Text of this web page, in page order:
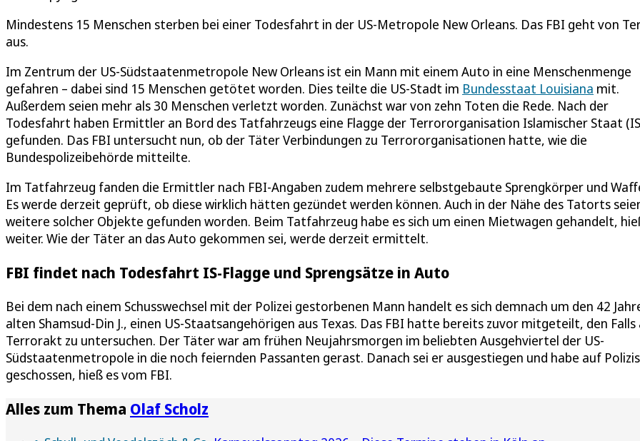
Mindestens 15 Menschen sterben bei einer Todesfahrt in der US-Metropole New Orleans. Das FBI geht von
aus.
Im Zentrum der US-Südstaatenmetropole New Orleans ist ein Mann mit einem Auto in eine Menschenmenge
gefahren – dabei sind 15 Menschen getötet worden. Dies teilte die US-Stadt im Bundesstaat Louisiana mit.
Außerdem seien mehr als 30 Menschen verletzt worden. Zunächst war von zehn Toten die Rede. Nach der
Todesfahrt haben Ermittler an Bord des Tatfahrzeugs eine Flagge der Terrororganisation Islamischer Staat
gefunden. Das FBI untersucht nun, ob der Täter Verbindungen zu Terrororganisationen hatte, wie die
Bundespolizeibehörde mitteilte.
Im Tatfahrzeug fanden die Ermittler nach FBI-Angaben zudem mehrere selbstgebaute Sprengkörper und
Es werde derzeit geprüft, ob diese wirklich hätten gezündet werden können. Auch in der Nähe des Tatorts
weitere solcher Objekte gefunden worden. Beim Tatfahrzeug habe es sich um einen Mietwagen gehandelt,
weiter. Wie der Täter an das Auto gekommen sei, werde derzeit ermittelt.
FBI findet nach Todesfahrt IS-Flagge und Sprengsätze in Auto
Bei dem nach einem Schusswechsel mit der Polizei gestorbenen Mann handelt es sich demnach um den 42
alten Shamsud-Din J., einen US-Staatsangehörigen aus Texas. Das FBI hatte bereits zuvor mitgeteilt, den Falls
Terrorakt zu untersuchen. Der Täter war am frühen Neujahrsmorgen im beliebten Ausgehviertel der US-
Südstaatenmetropole in die noch feiernden Passanten gerast. Danach sei er ausgestiegen und habe auf
geschossen, hieß es vom FBI.
Alles zum Thema Olaf Scholz